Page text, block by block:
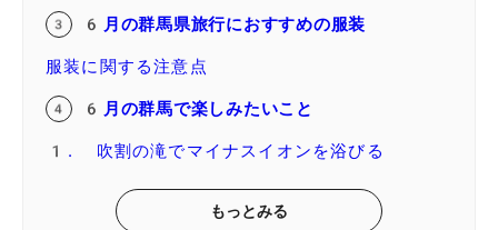
6月の群馬県旅行におすすめの服装
服装に関する注意点
6月の群馬で楽しみたいこと
1. 吹割の滝でマイナスイオンを浴びる
もっとみる